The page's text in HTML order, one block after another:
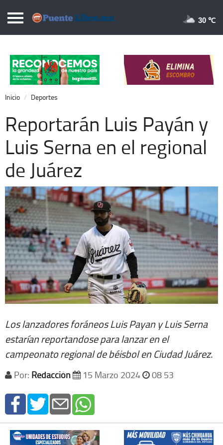
Puentelibre.mx
Local
Nacional
Opinión
Cronos
Economía
Espectáculos
Deportes
Extra +
30 ℃
Inicio Deportes
Reportarán Luis Payán y
Luis Serna en el regional
de Juárez
Los lanzadores foráneos Luis Payan y Luis Serna
estarían reportandose para lanzar en el
campeonato regional de béisbol en Ciudad Juárez.
Por: Redacción 15 Marzo 2024 08 53